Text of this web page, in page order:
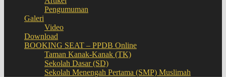
Pengumuman
Galeri
Video
Download
BOOKING SEAT – PPDB Online
Taman Kanak-Kanak (TK)
Sekolah Dasar (SD)
Sekolah Menengah Pertama (SMP) Muslimah